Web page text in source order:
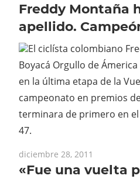
Freddy Montaña
apellido.
El ciclísta colombiano
Boyacá Orgullo de
en la última etapa de la
campeonato en premios
terminara de primero en
47.
diciembre 28, 2011
«Fue una vuelta